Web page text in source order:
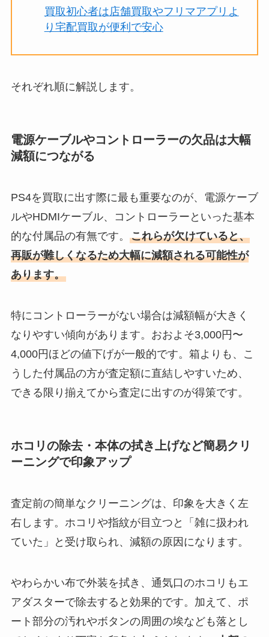
買取初心者は店舗買取やフリマアプリよ
り宅配買取が便利で安心
それぞれ順に解説します。
電源ケーブルやコントローラーの欠品は大幅
減額につながる
PS4を買取に出す際に最も重要なのが、電源ケーブ
ルやHDMIケーブル、コントローラーといった基本
的な付属品の有無です。 これらが欠けていると、
再販が難しくなるため大幅に減額される可能性が
あります。
特にコントローラーがない場合は減額幅が大きく
なりやすい傾向があります。おおよそ3,000円〜
4,000円ほどの値下げが一般的です。箱よりも、こ
うした付属品の方が査定額に直結しやすいため、
できる限り揃えてから査定に出すのが得策です。
ホコリの除去・本体の拭き上げなど簡易クリ
ーニングで印象アップ
査定前の簡単なクリーニングは、印象を大きく左
右します。ホコリや指紋が目立つと「雑に扱われ
ていた」と受け取られ、減額の原因になります。
やわらかい布で外装を拭き、通気口のホコリもエ
アダスターで除去すると効果的です。加えて、ポ
ート部分の汚れやボタンの周囲の埃なども落とし